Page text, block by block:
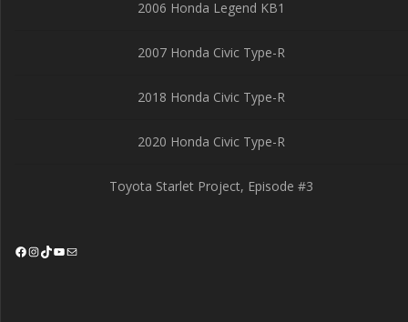
2006 Honda Legend KB1
2007 Honda Civic Type-R
2018 Honda Civic Type-R
2020 Honda Civic Type-R
Toyota Starlet Project, Episode #3
Facebook
Instagram
TikTok
YouTube
Mail